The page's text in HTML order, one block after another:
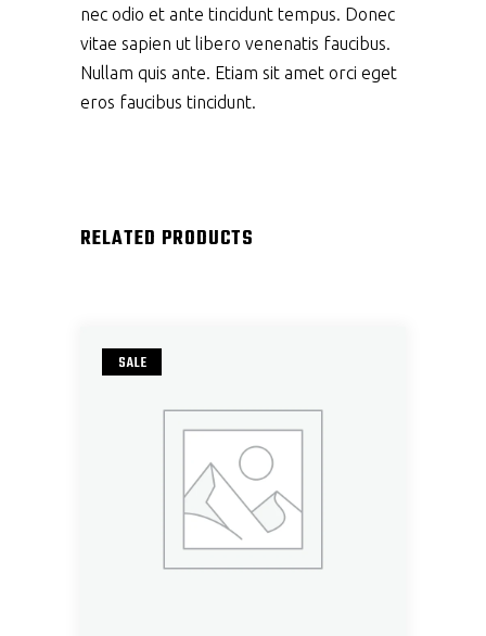
nec odio et ante tincidunt tempus. Donec
vitae sapien ut libero venenatis faucibus.
Nullam quis ante. Etiam sit amet orci eget
eros faucibus tincidunt.
RELATED PRODUCTS
SALE